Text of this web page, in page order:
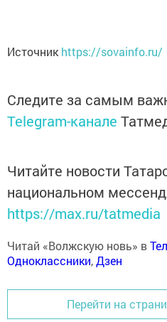
Источник https://sovainfo.ru/
Следите за самым
Telegram-канале
Читайте новости
национальном
https://max.ru/tatmedia
Читай «Волжскую новь» в
Одноклассники,Дзен
Перейти на